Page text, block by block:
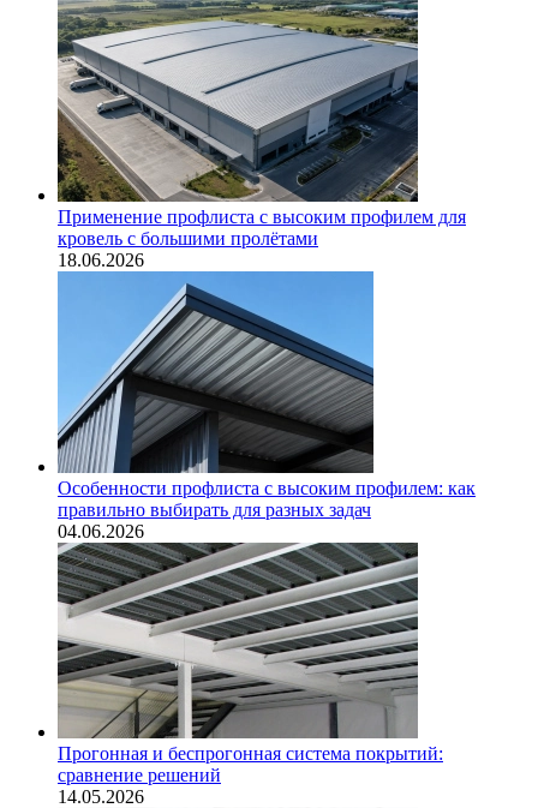
Применение профлиста с высоким профилем для
кровель с большими пролётами
18.06.2026
Особенности профлиста с высоким профилем: как
правильно выбирать для разных задач
04.06.2026
Прогонная и беспрогонная система покрытий:
сравнение решений
14.05.2026